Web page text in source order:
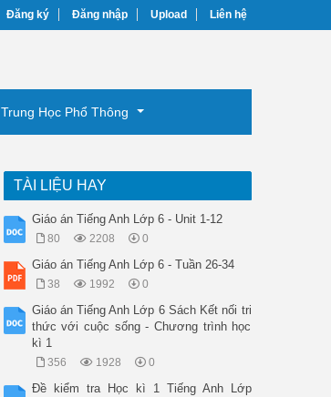
Đăng ký Đăng nhập Upload Liên hệ
Trung Học Phổ Thông
TÀI LIỆU HAY
Giáo án Tiếng Anh Lớp 6 - Unit 1-12
80 2208 0
Giáo án Tiếng Anh Lớp 6 - Tuần 26-34
38 1992 0
Giáo án Tiếng Anh Lớp 6 Sách Kết nối tri
thức với cuộc sống - Chương trình học
kì 1
356 1928 0
Đề kiểm tra Học kì 1 Tiếng Anh Lớp